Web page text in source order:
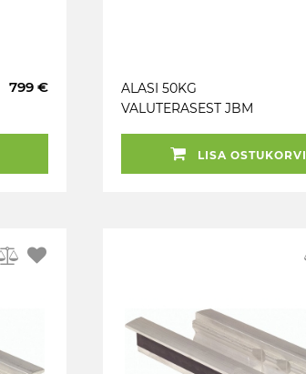
799 €
ALASI 50KG
VALUTERASEST JBM
LISA OSTUKORVI